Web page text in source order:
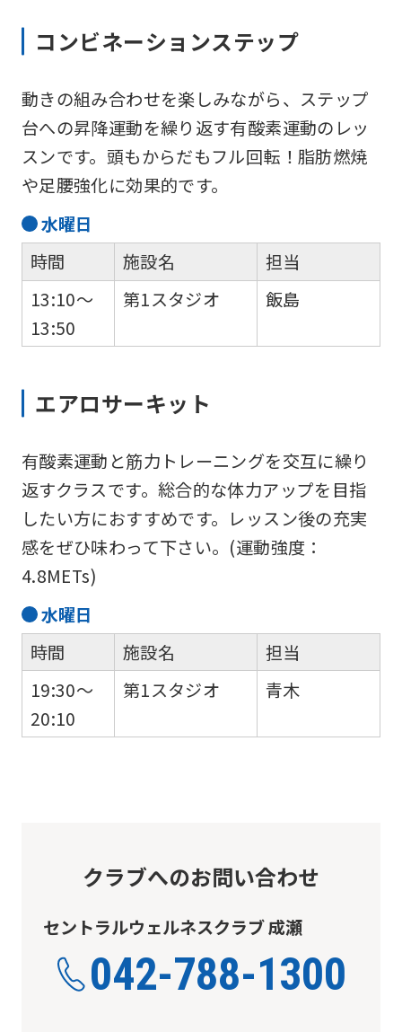
コンビネーションステップ
動きの組み合わせを楽しみながら、ステップ
台への昇降運動を繰り返す有酸素運動のレッ
スンです。頭もからだもフル回転！脂肪燃焼
や足腰強化に効果的です。
水曜日
時間
13:10～
13:50
施設名
第1スタジオ
担当
飯島
エアロサーキット
有酸素運動と筋力トレーニングを交互に繰り
返すクラスです。総合的な体力アップを目指
したい方におすすめです。レッスン後の充実
感をぜひ味わって下さい。(運動強度：
4.8METs)
水曜日
時間
19:30～
20:10
施設名
第1スタジオ
担当
青木
クラブへのお問い合わせ
セントラルウェルネスクラブ 成瀬
042-788-1300
use
automatic
translation
service,
the
version
this
will
translated
so
it
may
not
accurate
translation.
The
original
We
ask
that